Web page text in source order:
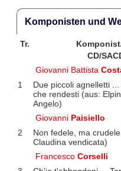
Komponisten und
Tr.
CD/
Giovanni Battista
1
Due piccoli agnelletti
che rendesti (aus:
Angelo)
Giovanni Paisiello
2
Non fedele, ma
Claudina vendicata)
FrancescoCorselli